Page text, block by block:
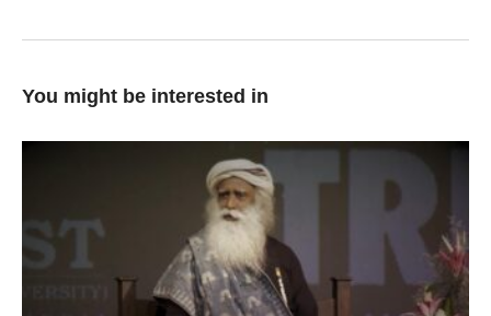
You might be interested in